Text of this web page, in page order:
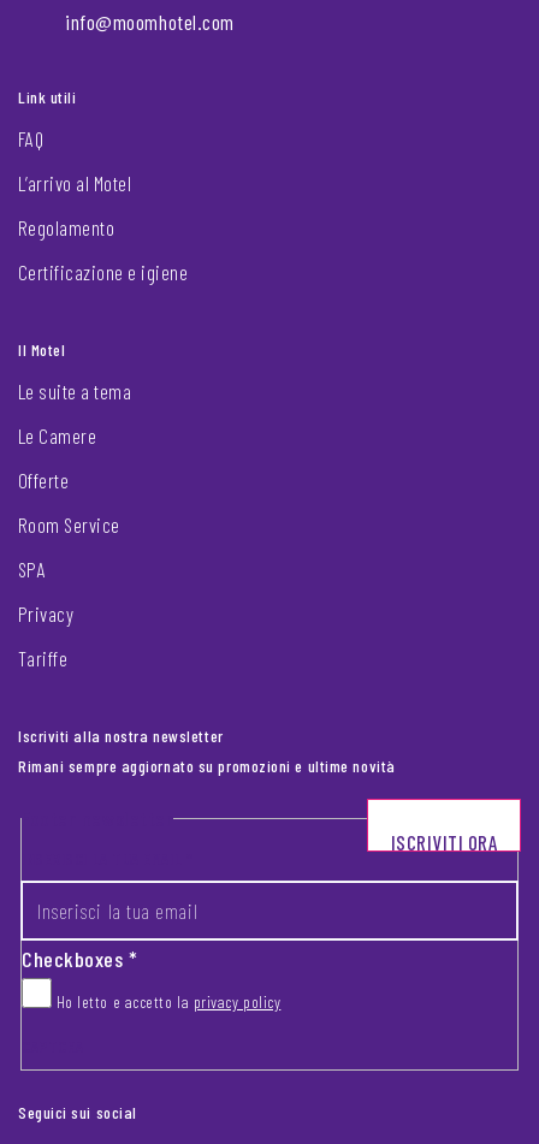
info@moomhotel.com
Link utili
FAQ
L’arrivo al Motel
Regolamento
Certificazione e igiene
Il Motel
Le suite a tema
Le Camere
Offerte
Room Service
SPA
Privacy
Tariffe
Iscriviti alla nostra newsletter
Rimani sempre aggiornato su promozioni e ultime novità
Footer newsletter
Checkboxes*
Ho letto e accetto la privacy policy
ISCRIVITI ORA
Seguici sui social